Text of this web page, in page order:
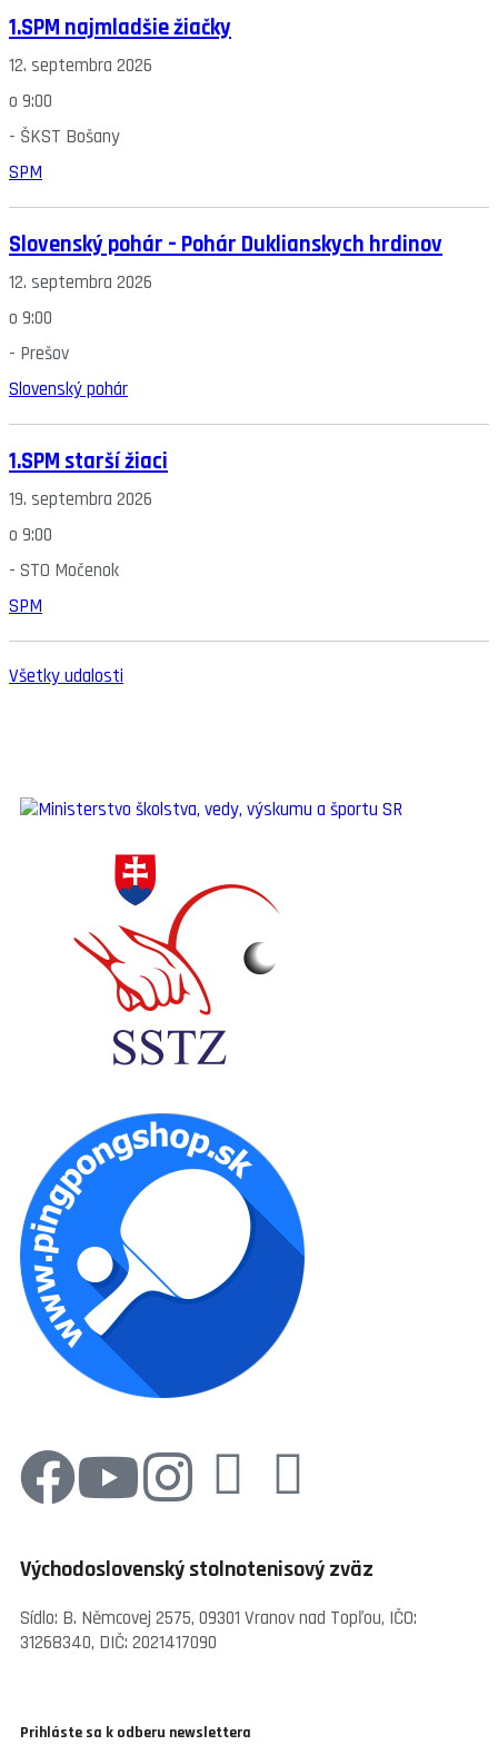
1.SPM najmladšie žiačky
12. septembra 2026
o 9:00
- ŠKST Bošany
SPM
Slovenský pohár – Pohár Duklianskych hrdinov
12. septembra 2026
o 9:00
- Prešov
Slovenský pohár
1.SPM starší žiaci
19. septembra 2026
o 9:00
- STO Močenok
SPM
Všetky udalosti
Východoslovenský stolnotenisový zväz
Sídlo: B. Němcovej 2575, 09301 Vranov nad Topľou, IČO:
31268340, DIČ: 2021417090
Prihláste sa k odberu newslettera